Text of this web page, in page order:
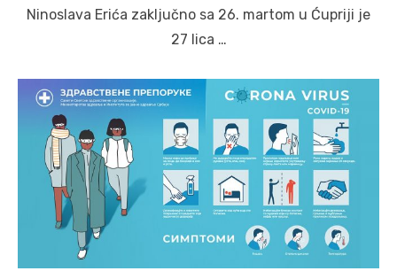
Ninoslava Erića zaključno sa 26. martom u Ćupriji je
27 lica …